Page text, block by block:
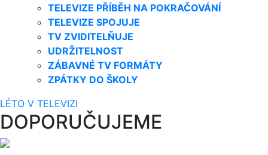
TELEVIZE PŘÍBĚH NA POKRAČOVÁNÍ
TELEVIZE SPOJUJE
TV ZVIDITELŇUJE
UDRŽITELNOST
ZÁBAVNÉ TV FORMÁTY
ZPÁTKY DO ŠKOLY
LÉTO V TELEVIZI
DOPORUČUJEME